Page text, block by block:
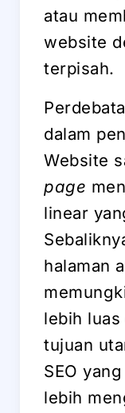
atau
website
terpisah.
dalam
Website
page
linear
halaman
lebih
tujuan
SEO
lebih